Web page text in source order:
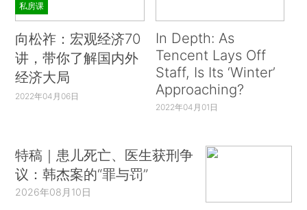
私房课
向松祚：宏观经济70
讲，带你了解国内外
经济大局
2022年04月06日
In Depth: As
Tencent Lays Off
Staff, Is Its ‘Winter’
Approaching?
2022年04月01日
特稿｜患儿死亡、医生获刑争
议：韩杰案的“罪与罚”
2026年08月10日